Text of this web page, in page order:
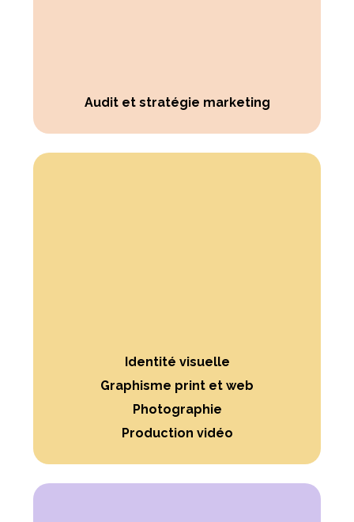
Audit et stratégie marketing
Identité visuelle
Graphisme print et web
Photographie
Production vidéo